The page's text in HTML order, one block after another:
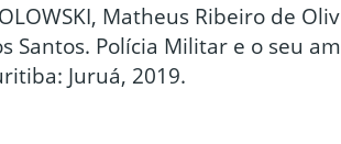
Matheus Ribeiro de
Santos. Polícia Militar e o seu
Juruá, 2019.